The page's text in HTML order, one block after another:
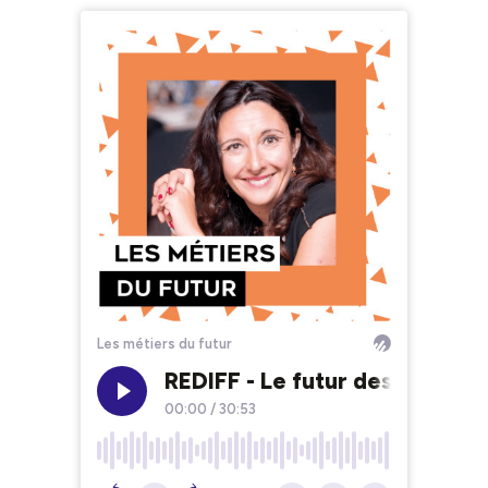
Les métiers du futur
REDIFF - Le futur des
00:00 / 30:53